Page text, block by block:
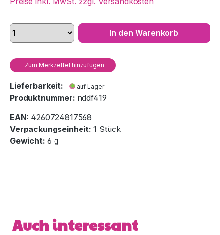
In den Warenkorb
Zum Merkzettel hinzufügen
Lieferbarkeit: auf Lager
Produktnummer: nddf419
EAN: 4260724817568
Verpackungseinheit: 1 Stück
Gewicht: 6 g
Produktgalerie überspringen
Auch interessant